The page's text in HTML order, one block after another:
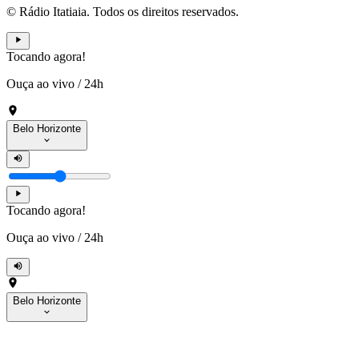
© Rádio Itatiaia. Todos os direitos reservados.
Tocando agora!
Ouça ao vivo / 24h
Belo Horizonte
Tocando agora!
Ouça ao vivo / 24h
Belo Horizonte